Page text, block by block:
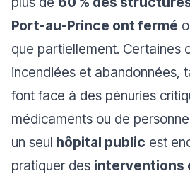
Port-au-Prince ont fermé
que partiellement. Certaines
incendiées et abandonnées,
font face à des pénuries
médicaments ou de
un seul hôpital public est
pratiquer des interventions